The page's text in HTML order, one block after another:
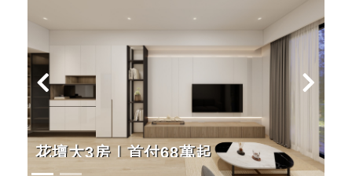
花壇大3房｜首付68萬起